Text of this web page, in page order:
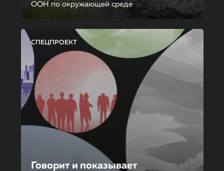
ООН по окружающей среде
СПЕЦПРОЕКТ
Говорит и показывает